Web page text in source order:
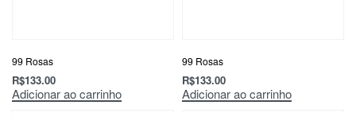
99 Rosas
R$133.00
Adicionar ao carrinho
99 Rosas
R$133.00
Adicionar ao carrinho